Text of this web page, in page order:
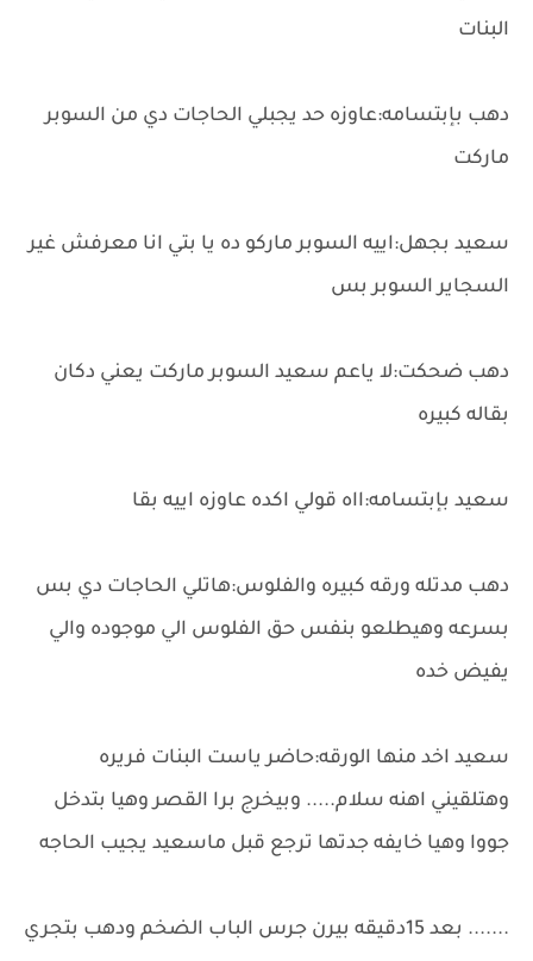
البنات
دهب بإبتسامه:عاوزه حد يجبلي الحاجات دي من السوبر
ماركت
سعيد بجهل:اييه السوبر ماركو ده يا بتي انا معرفش غير
السجاير السوبر بس
دهب ضحكت:لا ياعم سعيد السوبر ماركت يعني دكان
بقاله كبيره
سعيد بإبتسامه:ااه قولي اكده عاوزه اييه بقا
دهب مدتله ورقه كبيره والفلوس:هاتلي الحاجات دي بس
بسرعه وهيطلعو بنفس حق الفلوس الي موجوده والي
يفيض خده
سعيد اخد منها الورقه:حاضر ياست البنات فريره
وهتلقيني اهنه سلام..... وبيخرج برا القصر وهيا بتدخل
جووا وهيا خايفه جدتها ترجع قبل ماسعيد يجيب الحاجه
....... بعد 15دقيقه بيرن جرس الباب الضخم ودهب بتجري